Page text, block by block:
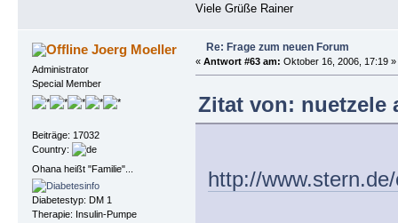
Viele Grüße Rainer
Joerg Moeller
Administrator
Special Member
Beiträge: 17032
Country:
Ohana heißt "Familie"...
Diabetestyp: DM 1
Therapie: Insulin-Pumpe
Re: Frage zum neuen Forum
« Antwort #63 am: Oktober 16, 2006, 17:19 »
Zitat von: nuetzele
http://